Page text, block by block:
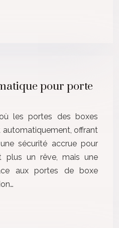
pour porte
les portes des boxes
automatiquement, offrant
sécurité accrue pour
plus un rêve, mais une
aux portes de boxe